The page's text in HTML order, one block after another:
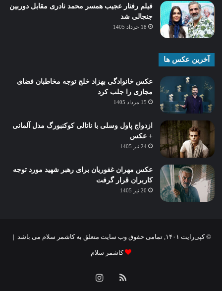
فیلم رفتار عجیب همسر محمد نادری مقابل دوربین
جنجالی شد
18 خرداد 1405
آخرین عکس ها
عکس خانوادگی بهزاد خلج توجه مخاطبان فضای
مجازی را جلب کرد
15 مرداد 1405
ازدواج پاول وسلی با ناتالی کوکنبورگ مدل آلمانی
+ عکس
24 تیر 1405
عکس مهران غفوریان برای رهبر شهید مورد توجه
کاربران قرار گرفت
20 تیر 1405
© کپی‌رایت ۱۴۰۱, تمامی حقوق وب سایت متعلق به کاشمر سلام می باشد |
کاشمر سلام
خوراکاینستاگرام